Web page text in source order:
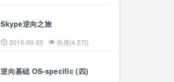
Skype逆向之旅
2016-09-23 热度{4.5万}
逆向基础 OS-specific (四)